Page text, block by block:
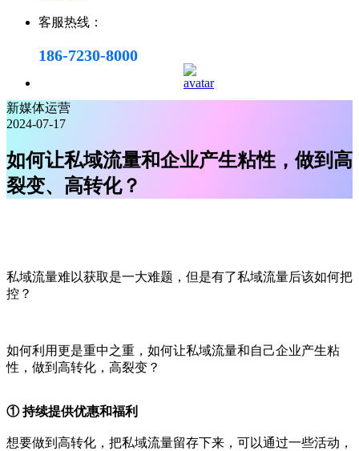
客服热线：
186-7230-8000
新媒体运营
2024-07-17
如何让私域流量和企业产生粘性，做到高
裂变、高转化？
私域流量难以获取是一大难题，但是有了私域流量后该如何把
控？
如何利用更是重中之重，如何让私域流量和自己企业产生粘
性，做到高转化，高裂变？
① 持续提供优惠和福利
想要做到高转化，把私域流量留存下来，可以通过一些活动，